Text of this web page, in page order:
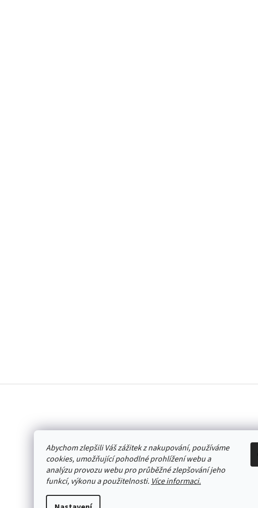
Abychom zlepšili Váš zážitek z nakupování, používáme
cookies, umožňující pohodlné prohlížení webu a
analýzu provozu webu pro průběžné zlepšování jeho
funkcí, výkonu a použitelnosti. Více informaci.